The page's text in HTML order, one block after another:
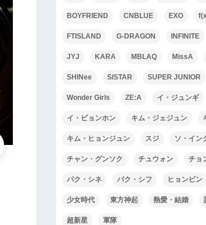
BOYFRIEND CNBLUE EXO
FTISLAND G-DRAGON INFINITE
JYJ KARA MBLAQ MissA
SHINee SISTAR SUPER JUNIOR
Wonder Girls ZE:A イ・ジュンギ
イ・ビョンホン キム・ジェジュン
キム・ヒョンジュン スジ ソ・イン
チャン・グンソク チュウォン チョ
パク・シネ パク・シフ ヒョンビン
少女時代 東方神起 熱愛・結婚
超新星 軍隊